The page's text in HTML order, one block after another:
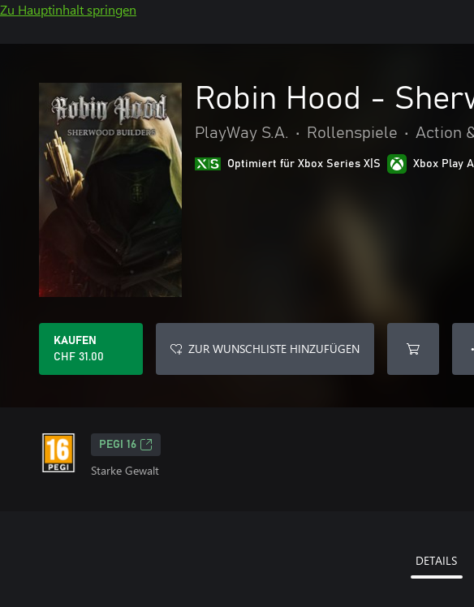
Zu Hauptinhalt springen
Robin Hood -
PlayWay S.A. • Rollenspiele • Action
Optimiert für Xbox Series X|S Xbox Play
KAUFEN
CHF 31.00
ZUR WUNSCHLISTE HINZUFÜGEN
PEGI 16
Starke Gewalt
DETAILS